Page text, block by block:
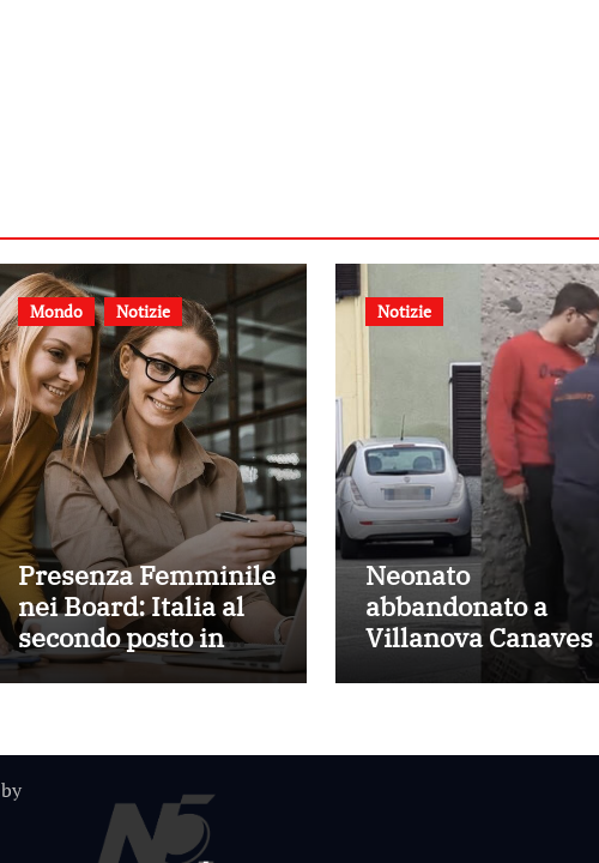
Mondo Notizie
Presenza Femminile
nei Board: Italia al
secondo posto in
Europa con il 43,5%
Notizie
Neonato
abbandonato a
Villanova Canavese:
by